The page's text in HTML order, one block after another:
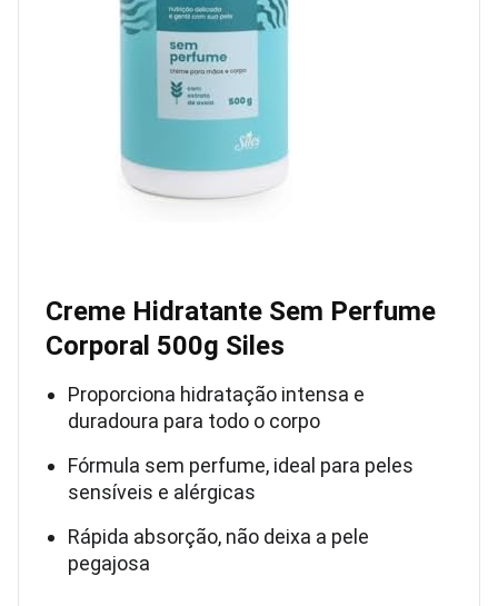
Creme Hidratante Sem Perfume
Corporal 500g Siles
Proporciona hidratação intensa e
duradoura para todo o corpo
Fórmula sem perfume, ideal para peles
sensíveis e alérgicas
Rápida absorção, não deixa a pele
pegajosa